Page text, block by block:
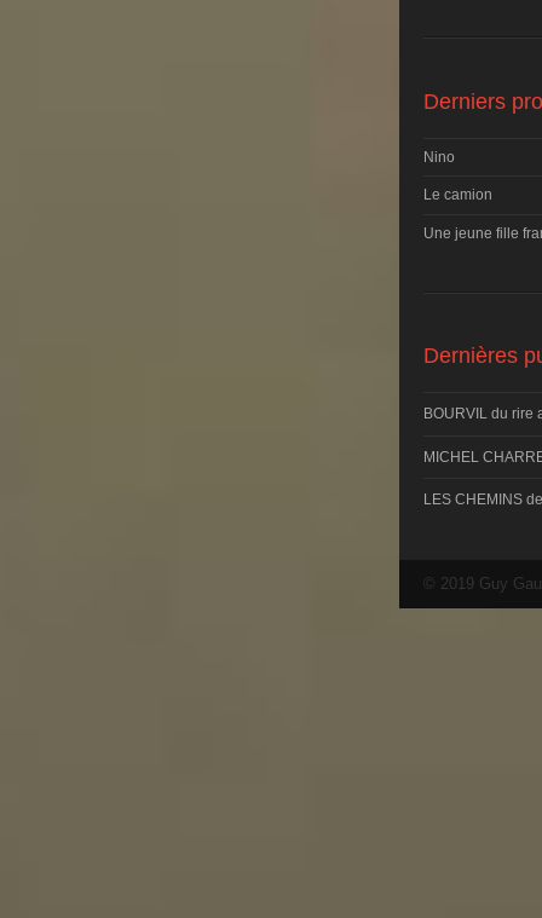
Derniers
Nino
Le camion
Une jeune fille
Dernières
BOURVIL du rire
MICHEL
LES CHEMINS
© 2019 Guy